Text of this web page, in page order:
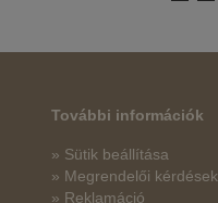
További információk
» Sütik beállítása
» Megrendelői kérdések
» Reklamáció